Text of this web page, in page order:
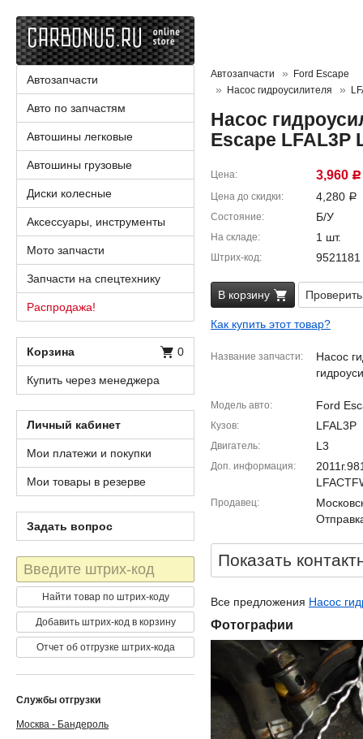
Автозапчасти
Ford Escape
Насос гидроусилителя
Насос
Escape LFAL3P
Цена 3,960 Р
Цена до скидки 4,280 Р
Состояние Б/У
На складе 1 шт.
Штрих-код 9521181
В корзину
Как купить этот товар?
Название запчасти
Насос
Модель авто Ford
Кузов LFAL3P
Двигатель L3
Доп. информация
Продавец
Показать
Все предложения Насос
Фотографии
Автозапчасти
Авто по запчастям
Автошины легковые
Автошины грузовые
Диски колесные
Аксессуары, инструменты
Мото запчасти
Запчасти на спецтехнику
Распродажа!
Корзина 0
Купить через менеджера
Личный кабинет
Мои платежи и покупки
Мои товары в резерве
Задать вопрос
Штрих-
код
Найти товар по штрих-коду
Добавить штрих-код в корзину
Отчет об отгрузке штрих-кода
Службы отгрузки
Москва - Бандероль